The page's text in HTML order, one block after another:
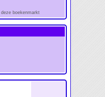
boekenmarkt